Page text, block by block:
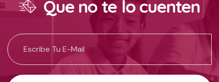
Que no te lo cuenten